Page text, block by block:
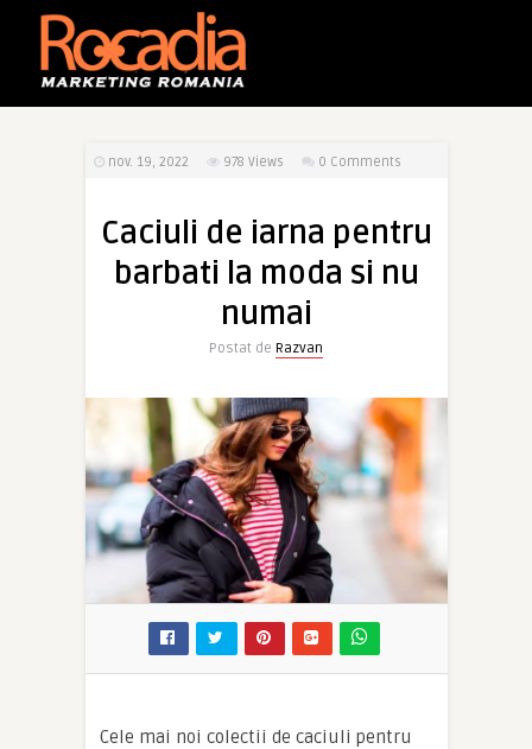
nov. 19, 2022 978 Views 0 Comments
Caciuli de iarna pentru
barbati la moda si nu
numai
Postat de Razvan
Cele mai noi colectii de caciuli pentru